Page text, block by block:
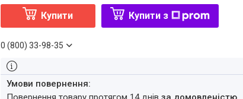
Купити Купити з
0 (800) 33-98-35